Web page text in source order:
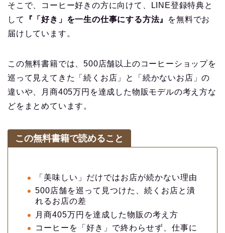
そこで、コーヒー好きの方に向けて、LINE登録特典と
して
『「好き」を一生の仕事にする方法』
を無料でお
届けしています。
この無料書籍では、500店舗以上のコーヒーショップを
巡って見えてきた「続くお店」と「続かないお店」の
違いや、月商405万円を達成した物販モデルの考え方な
どをまとめています。
この無料書籍で読めること
「美味しい」だけではお店が続かない理由
500店舗を巡って見つけた、続くお店と潰
れるお店の差
月商405万円を達成した物販の考え方
コーヒーを「好き」で終わらせず、仕事に